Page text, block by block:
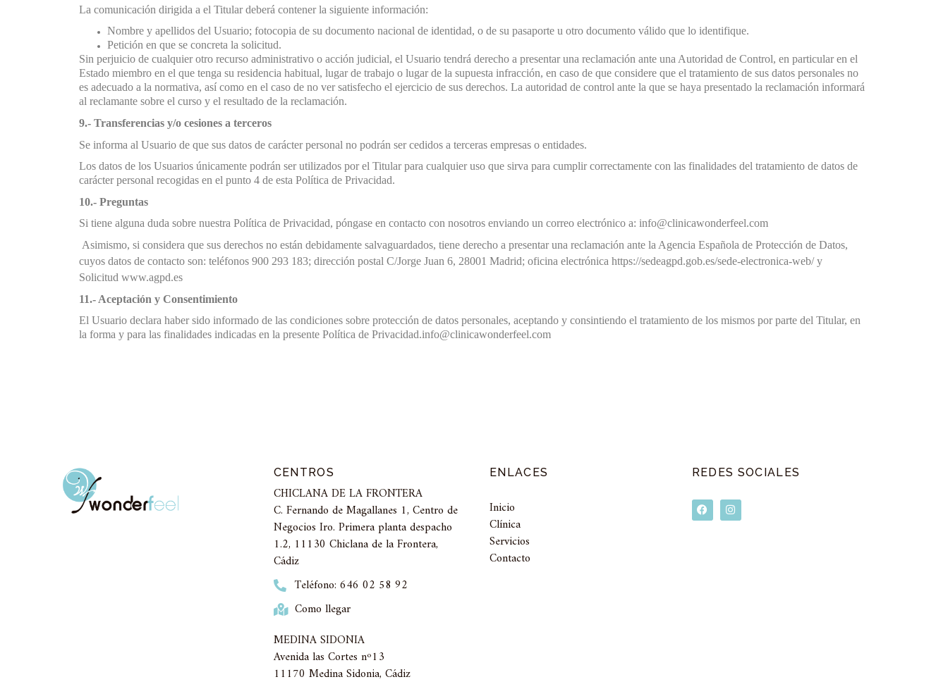
La comunicación dirigida a el Titular deberá contener la siguiente información:
Nombre y apellidos del Usuario; fotocopia de su documento nacional de identidad, o de su pasaporte u otro documento válido que lo identifique.
Petición en que se concreta la solicitud.
Sin perjuicio de cualquier otro recurso administrativo o acción judicial, el Usuario tendrá derecho a presentar una reclamación ante una Autoridad de Control, en particular en el
Estado miembro en el que tenga su residencia habitual, lugar de trabajo o lugar de la supuesta infracción, en caso de que considere que el tratamiento de sus datos personales no
es adecuado a la normativa, así como en el caso de no ver satisfecho el ejercicio de sus derechos. La autoridad de control ante la que se haya presentado la reclamación informará
al reclamante sobre el curso y el resultado de la reclamación.
9.- Transferencias y/o cesiones a terceros
Se informa al Usuario de que sus datos de carácter personal no podrán ser cedidos a terceras empresas o entidades.
Los datos de los Usuarios únicamente podrán ser utilizados por el Titular para cualquier uso que sirva para cumplir correctamente con las finalidades del tratamiento de datos de
carácter personal recogidas en el punto 4 de esta Política de Privacidad.
10.- Preguntas
Si tiene alguna duda sobre nuestra Política de Privacidad, póngase en contacto con nosotros enviando un correo electrónico a: info@clinicawonderfeel.com
Asimismo, si considera que sus derechos no están debidamente salvaguardados, tiene derecho a presentar una reclamación ante la Agencia Española de Protección de Datos,
cuyos datos de contacto son: teléfonos 900 293 183; dirección postal C/Jorge Juan 6, 28001 Madrid; oficina electrónica https://sedeagpd.gob.es/sede-electronica-web/y
Solicitud www.agpd.es
11.- Aceptación y Consentimiento
El Usuario declara haber sido informado de las condiciones sobre protección de datos personales, aceptando y consintiendo el tratamiento de los mismos por parte del Titular, en
la forma y para las finalidades indicadas en la presente Política de Privacidad.info@clinicawonderfeel.com
CENTROS
CHICLANA DE LA FRONTERA
C. Fernando de Magallanes 1, Centro de
Negocios Iro. Primera planta despacho
1.2, 11130 Chiclana de la Frontera,
Cádiz
Teléfono: 646 02 58 92
Como llegar
MEDINA SIDONIA
Avenida las Cortes nº13
11170 Medina Sidonia, Cádiz
ENLACES
Inicio
Clínica
Servicios
Contacto
REDES SOCIALES